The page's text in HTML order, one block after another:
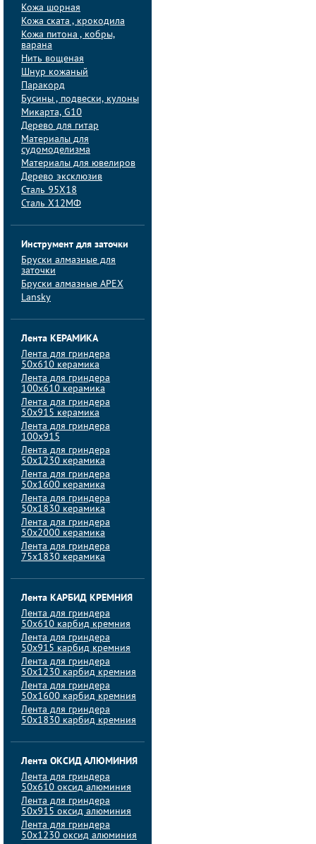
Кожа шорная
Кожа ската , крокодила
Кожа питона , кобры,
варана
Нить вощеная
Шнур кожаный
Паракорд
Бусины , подвески, кулоны
Микарта, G10
Дерево для гитар
Материалы для
судомоделизма
Материалы для ювелиров
Дерево эксклюзив
Сталь 95Х18
Сталь Х12МФ
Инструмент для заточки
Бруски алмазные для
заточки
Бруски алмазные APEX
Lansky
Лента КЕРАМИКА
Лента для гриндера
50х610 керамика
Лента для гриндера
100х610 керамика
Лента для гриндера
50х915 керамика
Лента для гриндера
100х915
Лента для гриндера
50х1230 керамика
Лента для гриндера
50х1600 керамика
Лента для гриндера
50х1830 керамика
Лента для гриндера
50х2000 керамика
Лента для гриндера
75х1830 керамика
Лента КАРБИД КРЕМНИЯ
Лента для гриндера
50х610 карбид кремния
Лента для гриндера
50х915 карбид кремния
Лента для гриндера
50х1230 карбид кремния
Лента для гриндера
50х1600 карбид кремния
Лента для гриндера
50х1830 карбид кремния
Лента ОКСИД АЛЮМИНИЯ
Лента для гриндера
50х610 оксид алюминия
Лента для гриндера
50х915 оксид алюминия
Лента для гриндера
50х1230 оксид алюминия